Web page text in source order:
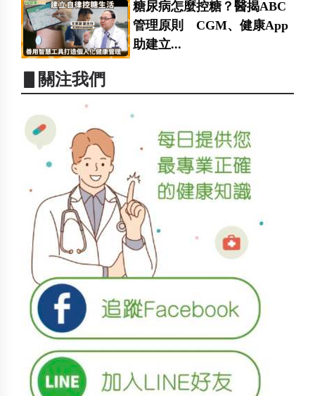
糖尿病怎麼控糖？醫揭ABC
管理原則 CGM、健康App
助建立...
▋關注我們